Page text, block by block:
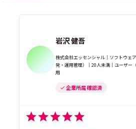
岩沢 健吾
株式会社エッセンシャル｜ソフトウェ
発・運用管理）｜20人未満｜ユーザー
用
企業所属 確認済